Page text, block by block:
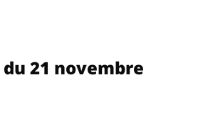
21 novembre